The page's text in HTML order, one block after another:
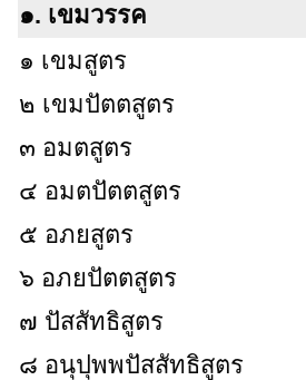
๑. เขมวรรค
๑ เขมสูตร
๒ เขมปัตตสูตร
๓ อมตสูตร
๔ อมตปัตตสูตร
๕ อภยสูตร
๖ อภยปัตตสูตร
๗ ปัสสัทธิสูตร
๘ อนุปุพพปัสสัทธิสูตร